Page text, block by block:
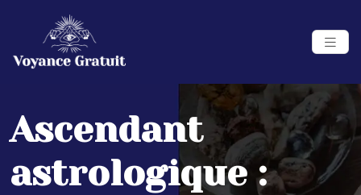
Ascendant
astrologique :